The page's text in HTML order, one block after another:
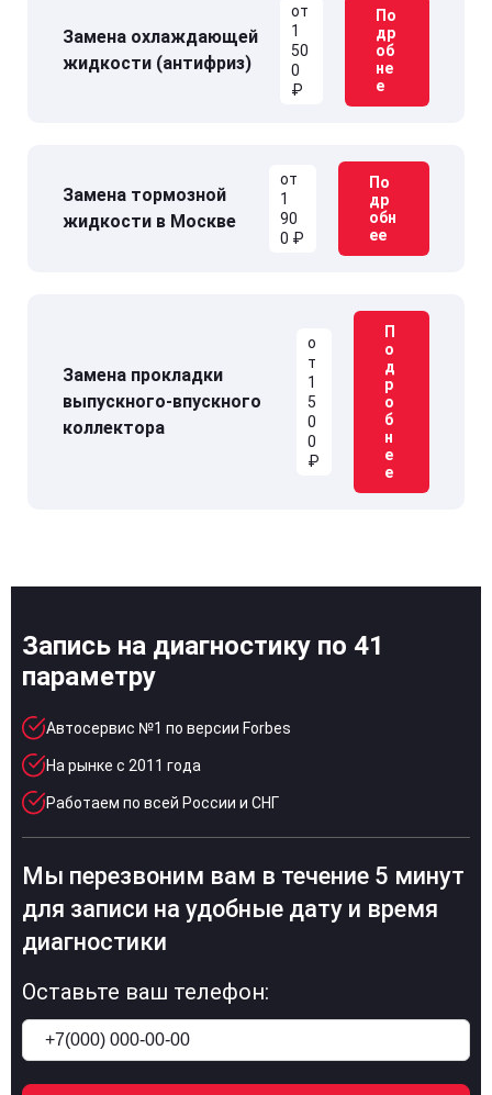
Замена охлаждающей
жидкости (антифриз)
от
1
50
0
₽
По
др
об
не
е
Замена тормозной
жидкости в Москве
от
1
90
0 ₽
По
др
обн
ее
Замена прокладки
выпускного-впускного
коллектора
о
т
1
5
0
0
₽
П
о
д
р
о
б
н
е
е
Запись на диагностику по 41
параметру
Автосервис №1 по версии Forbes
На рынке с 2011 года
Работаем по всей России и СНГ
Мы перезвоним вам в течение 5 минут
для записи на удобные дату и время
диагностики
Оставьте ваш телефон: